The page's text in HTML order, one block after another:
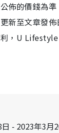
佈的價錢為
新至文章發
，U
- 2023年3月